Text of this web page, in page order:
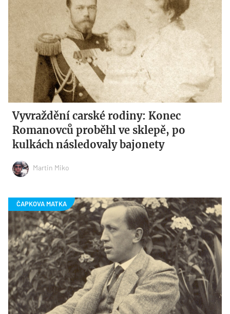
Vyvraždění carské rodiny: Konec
Romanovců proběhl ve sklepě, po
kulkách následovaly bajonety
Martin Miko